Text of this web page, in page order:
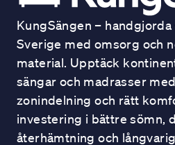
KungSängen –
Sverige med omsorg och
material. Upptäck
sängar och madrasser
zonindelning och rätt
investering i bättre sömn,
återhämtning och